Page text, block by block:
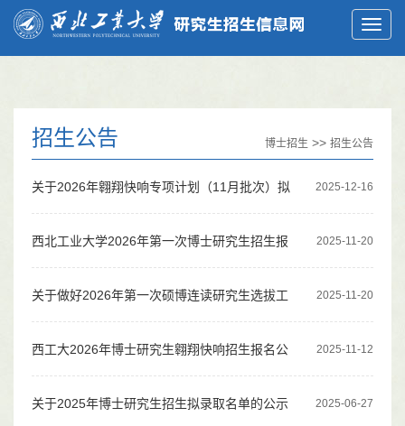
招生公告 博士招生 >> 招生公告
2025-12-16
关于2026年翱翔快响专项计划（11月批次）拟
录取名单的公示 2025-11-20
西北工业大学2026年第一次博士研究生招生报
名公告 2025-11-20
关于做好2026年第一次硕博连读研究生选拔工
作的通知 2025-11-12
西工大2026年博士研究生翱翔快响招生报名公
告 2025-06-27
关于2025年博士研究生招生拟录取名单的公示